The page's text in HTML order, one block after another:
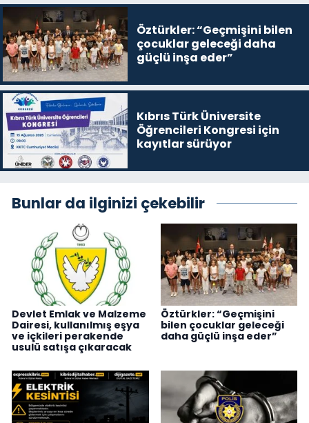
Öztürkler: “Geçmişini bilen
çocuklar geleceği daha
güçlü inşa eder”
Kıbrıs Türk Üniversite
Öğrencileri Kongresi için
kayıtlar sürüyor
Bunlar da ilginizi çekebilir
Devlet Emlak ve Malzeme
Dairesi, kullanılmış eşya
ve içkileri perakende
usulü satışa çıkaracak
Öztürkler: “Geçmişini
bilen çocuklar geleceği
daha güçlü inşa eder”